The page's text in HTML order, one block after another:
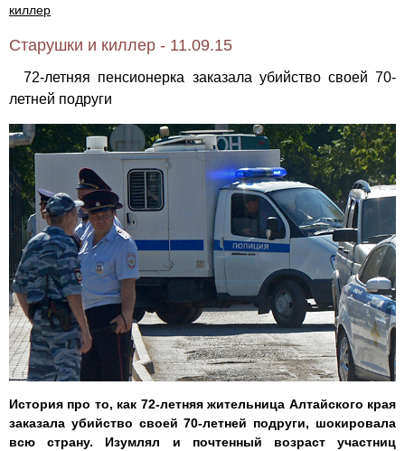
киллер
Старушки и киллер - 11.09.15
72-летняя пенсионерка заказала убийство своей 70-
летней подруги
История про то, как 72-летняя жительница Алтайского края
заказала убийство своей 70-летней подруги, шокировала
всю страну. Изумлял и почтенный возраст участниц